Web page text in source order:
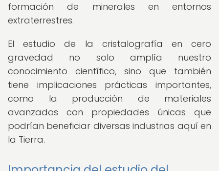
formación de minerales en entornos
extraterrestres.
El estudio de la cristalografía en cero
gravedad no solo amplía nuestro
conocimiento científico, sino que también
tiene implicaciones prácticas importantes,
como la producción de materiales
avanzados con propiedades únicas que
podrían beneficiar diversas industrias aquí en
la Tierra.